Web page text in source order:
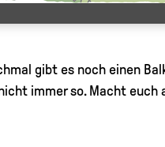
gibt es noch einen
immer so. Macht euch